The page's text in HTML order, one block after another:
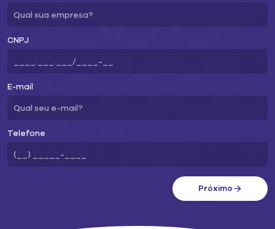
CNPJ
E-mail
Telefone
Próximo